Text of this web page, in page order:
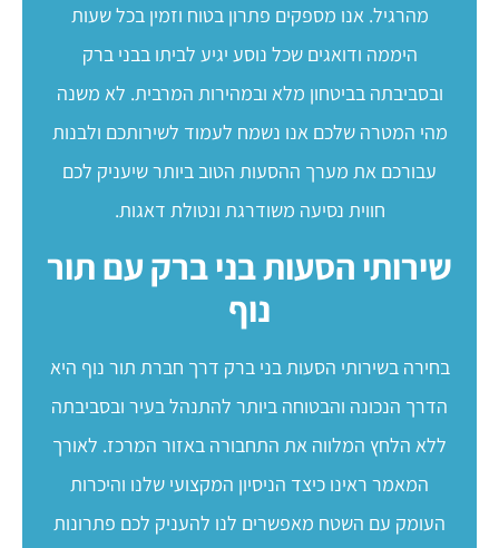
מהרגיל. אנו מספקים פתרון בטוח וזמין בכל שעות
היממה ודואגים שכל נוסע יגיע לביתו בבני ברק
ובסביבתה בביטחון מלא ובמהירות המרבית. לא משנה
מהי המטרה שלכם אנו נשמח לעמוד לשירותכם ולבנות
עבורכם את מערך ההסעות הטוב ביותר שיעניק לכם
חווית נסיעה משודרגת ונטולת דאגות.
שירותי הסעות בני ברק עם תור
נוף
בחירה בשירותי הסעות בני ברק דרך חברת תור נוף היא
הדרך הנכונה והבטוחה ביותר להתנהל בעיר ובסביבתה
ללא הלחץ המלווה את התחבורה באזור המרכז. לאורך
המאמר ראינו כיצד הניסיון המקצועי שלנו והיכרות
העומק עם השטח מאפשרים לנו להעניק לכם פתרונות